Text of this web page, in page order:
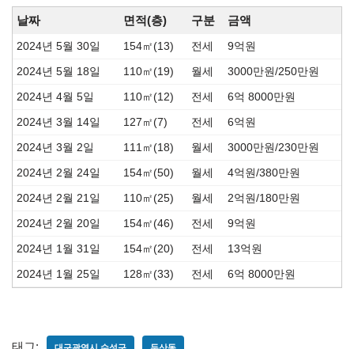
날짜 면적(층) 구분 금액
2024년 5월 30일 154㎡(13) 전세 9억원
2024년 5월 18일 110㎡(19) 월세 3000만원/250만원
2024년 4월 5일 110㎡(12) 전세 6억 8000만원
2024년 3월 14일 127㎡(7) 전세 6억원
2024년 3월 2일 111㎡(18) 월세 3000만원/230만원
2024년 2월 24일 154㎡(50) 월세 4억원/380만원
2024년 2월 21일 110㎡(25) 월세 2억원/180만원
2024년 2월 20일 154㎡(46) 전세 9억원
2024년 1월 31일 154㎡(20) 전세 13억원
2024년 1월 25일 128㎡(33) 전세 6억 8000만원
태그: